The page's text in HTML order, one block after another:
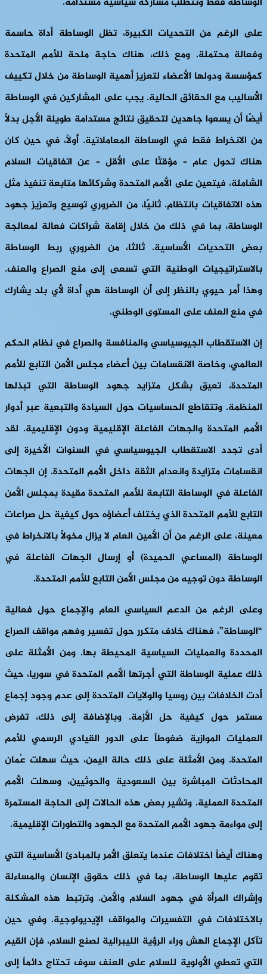
على الرغم من التحديات الكبيرة، تظل الوساطة أداة حاسمة
وفعالة محتملة. ومع ذلك، هناك حاجة ملحة للأمم المتحدة
كمؤسسة ودولها الأعضاء لتعزيز أهمية الوساطة من خلال تكييف
الأساليب مع الحقائق الحالية. يجب على المشاركين في الوساطة
أيضًا أن يسعوا جاهدين لتحقيق نتائج مستدامة طويلة الأجل بدلاً
من الانخراط فقط في الوساطة المعاملاتية. أولاً، في حين كان
هناك تحول عام – مؤقتًا على الأقل – عن اتفاقيات السلام
الشاملة، فيتعين على الأمم المتحدة وشركائها متابعة تنفيذ مثل
هذه الاتفاقيات بانتظام. ثانيًا، من الضروري توسيع وتعزيز جهود
الوساطة، بما في ذلك من خلال إقامة شراكات فعالة لمعالجة
بعض التحديات الأساسية. ثالثا، من الضروري ربط الوساطة
بالاستراتيجيات الوطنية التي تسعى إلى منع الصراع والعنف.
وهذا أمر حيوي بالنظر إلى أن الوساطة هي أداة لأي بلد يشارك
في منع العنف على المستوى الوطني.
إن الاستقطاب الجيوسياسي والمنافسة والصراع في نظام الحكم
العالمي، وخاصة الانقسامات بين أعضاء مجلس الأمن التابع للأمم
المتحدة، تعيق بشكل متزايد جهود الوساطة التي تبذلها
المنظمة. وتتقاطع الحساسيات حول السيادة والتبعية عبر أدوار
الأمم المتحدة والجهات الفاعلة الإقليمية ودون الإقليمية. لقد
أدى تجدد الاستقطاب الجيوسياسي في السنوات الأخيرة إلى
انقسامات متزايدة وانعدام الثقة داخل الأمم المتحدة. إن الجهات
الفاعلة في الوساطة التابعة للأمم المتحدة مقيدة بمجلس الأمن
التابع للأمم المتحدة الذي يختلف أعضاؤه حول كيفية حل صراعات
معينة، على الرغم من أن الأمين العام لا يزال مخولاً بالانخراط في
الوساطة (المساعي الحميدة) أو إرسال الجهات الفاعلة في
الوساطة دون توجيه من مجلس الأمن التابع للأمم المتحدة.
وعلى الرغم من الدعم السياسي العام والإجماع حول فعالية
“الوساطة”، فهناك خلاف متكرر حول تفسير وفهم مواقف الصراع
المحددة والعمليات السياسية المحيطة بها. ومن الأمثلة على
ذلك عملية الوساطة التي أجرتها الأمم المتحدة في سوريا، حيث
أدت الخلافات بين روسيا والولايات المتحدة إلى عدم وجود إجماع
مستمر حول كيفية حل الأزمة. وبالإضافة إلى ذلك، تفرض
العمليات الموازية ضغوطاً على الدور القيادي الرسمي للأمم
المتحدة. ومن الأمثلة على ذلك حالة اليمن، حيث سهلت عُمان
المحادثات المباشرة بين السعودية والحوثيين، وسهلت الأمم
المتحدة العملية. وتشير بعض هذه الحالات إلى الحاجة المستمرة
إلى مواءمة جهود الأمم المتحدة مع الجهود والتطورات الإقليمية.
وهناك أيضاً اختلافات عندما يتعلق الأمر بالمبادئ الأساسية التي
تقوم عليها الوساطة، بما في ذلك حقوق الإنسان والمساءلة
وإشراك المرأة في جهود السلام والأمن. وترتبط هذه المشكلة
بالاختلافات في التفسيرات والمواقف الإيديولوجية. وفي حين
تآكل الإجماع الهش وراء الرؤية الليبرالية لصنع السلام، فإن القيم
التي تعطي الأولوية للسلام على العنف سوف تحتاج دائماً إلى